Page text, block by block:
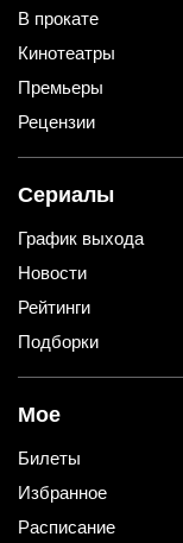
В прокате
Кинотеатры
Премьеры
Рецензии
Сериалы
График выхода
Новости
Рейтинги
Подборки
Мое
Билеты
Избранное
Расписание